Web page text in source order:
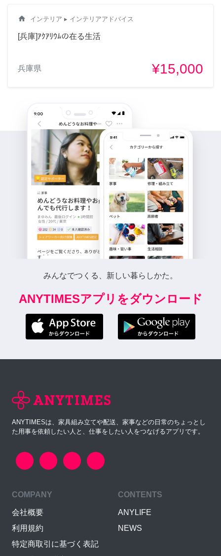
home インテリア ▸ インテリアアドバイス
[兵庫]ｱｸｱﾘｳﾑの在る生活
兵庫県 ¥15,000
みんなでつくる、新しい暮らしかた。
ANYTIMESアプリをダウンロード
ANYTIMESは、家具組み立てや配送、家事などの日常のちょっとし
た用事を依頼したい人と、仕事をしたい人をつなげるアプリです。
COMPANY
会社概要
利用規約
特定商取引に基づく表記
CONTENTS
ANYLIFE
NEWS